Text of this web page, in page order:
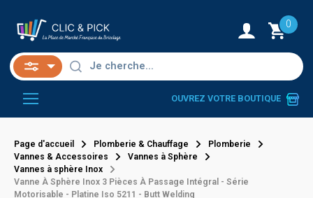
0
OUVREZ VOTRE BOUTIQUE
Page d'accueil Plomberie & Chauffage
Plomberie
Vannes & Accessoires
Vannes à Sphère
Vannes à sphère Inox
Vanne À Sphère Inox 3 Pièces À Passage Intégral - Série
Motorisable - Platine Iso 5211 - Butt Welding